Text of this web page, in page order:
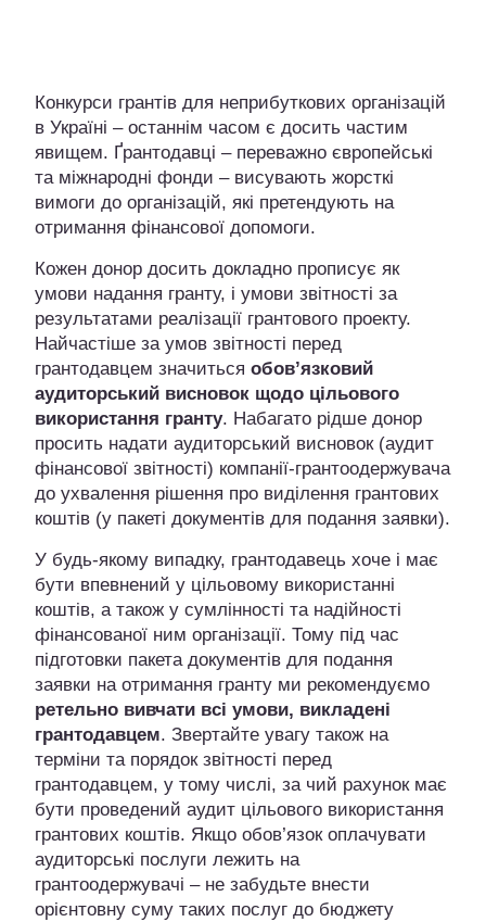
Конкурси грантів для неприбуткових організацій
в Україні – останнім часом є досить частим
явищем. Ґрантодавці – переважно європейські
та міжнародні фонди – висувають жорсткі
вимоги до організацій, які претендують на
отримання фінансової допомоги.
Кожен донор досить докладно прописує як
умови надання гранту, і умови звітності за
результатами реалізації грантового проекту.
Найчастіше за умов звітності перед
грантодавцем значиться обов’язковий
аудиторський висновок щодо цільового
використання гранту. Набагато рідше донор
просить надати аудиторський висновок (аудит
фінансової звітності) компанії-грантоодержувача
до ухвалення рішення про виділення грантових
коштів (у пакеті документів для подання заявки).
У будь-якому випадку, грантодавець хоче і має
бути впевнений у цільовому використанні
коштів, а також у сумлінності та надійності
фінансованої ним організації. Тому під час
підготовки пакета документів для подання
заявки на отримання гранту ми рекомендуємо
ретельно вивчати всі умови, викладені
грантодавцем. Звертайте увагу також на
терміни та порядок звітності перед
грантодавцем, у тому числі, за чий рахунок має
бути проведений аудит цільового використання
грантових коштів. Якщо обов’язок оплачувати
аудиторські послуги лежить на
грантоодержувачі – не забудьте внести
орієнтовну суму таких послуг до бюджету